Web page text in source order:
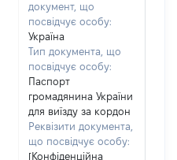
документ, що
посвідчує особу:
Україна
Тип документа, що
посвідчує особу:
Паспорт
громадянина України
для виїзду за кордон
Реквізити документа,
що посвідчує особу:
[Конфіденційна